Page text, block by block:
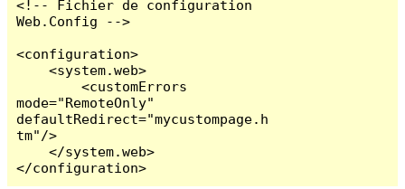
<!-- Fichier de configuration
Web.Config -->
<configuration>
    <system.web>
        <customErrors
mode="RemoteOnly"
defaultRedirect="mycustompage.h
tm"/>
    </system.web>
</configuration>